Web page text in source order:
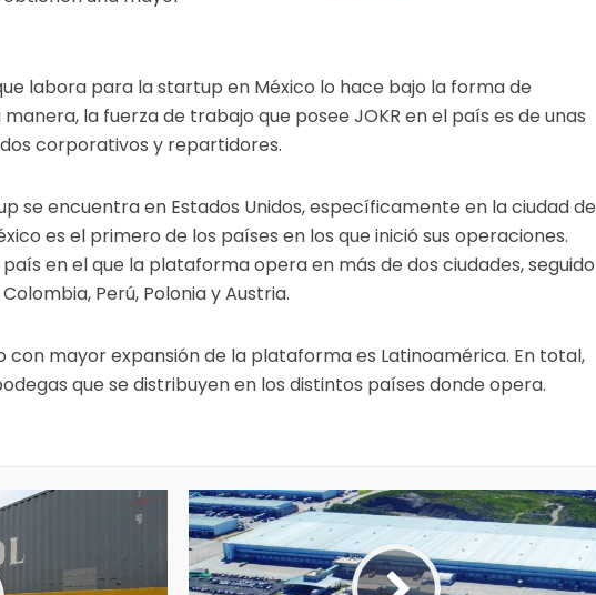
labora para la startup en México lo hace bajo la forma de
la fuerza de trabajo que posee JOKR en el país es de unas
corporativos y repartidores.
se encuentra en Estados Unidos, específicamente en la ciudad de
es el primero de los países en los que inició sus operaciones.
en el que la plataforma opera en más de dos ciudades, seguido
Perú, Polonia y Austria.
con mayor expansión de la plataforma es Latinoamérica. En total,
que se distribuyen en los distintos países donde opera.